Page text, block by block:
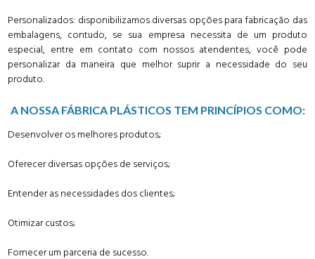
Personalizados: disponibilizamos diversas opções para fabricação das
embalagens, contudo, se sua empresa necessita de um produto
especial, entre em contato com nossos atendentes, você pode
personalizar da maneira que melhor suprir a necessidade do seu
produto.
A NOSSA FÁBRICA PLÁSTICOS TEM PRINCÍPIOS COMO:
Desenvolver os melhores produtos;
Oferecer diversas opções de serviços;
Entender as necessidades dos clientes;
Otimizar custos;
Fornecer um parceria de sucesso.